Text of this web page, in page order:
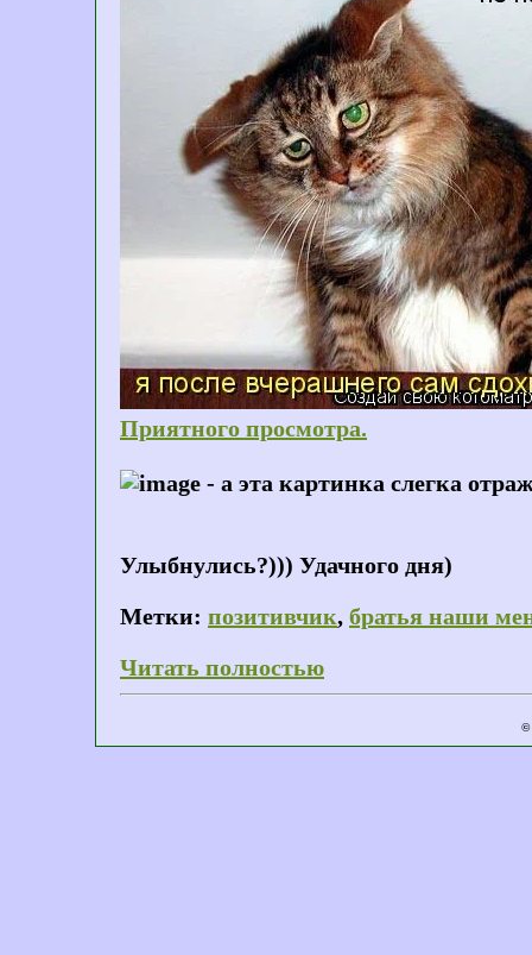
Приятного просмотра.
- а эта картинка слегка
Улыбнулись?))) Удачного дня)
Метки: позитивчик, братья наши
Читать полностью
©